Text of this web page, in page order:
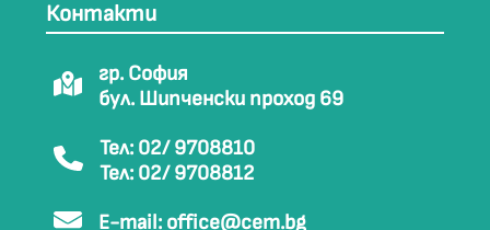
Контакти
гр. София
бул. Шипченски проход 69
Тел: 02/ 9708810
Тел: 02/ 9708812
E-mail: office@cem.bg